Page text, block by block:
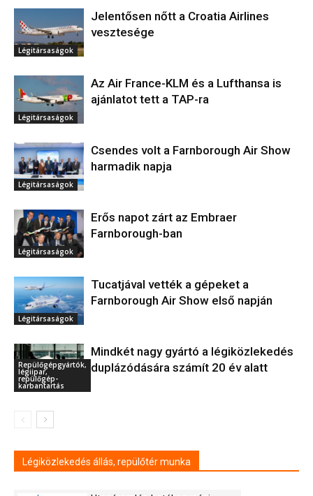
Légitársaságok
Jelentősen nőtt a Croatia Airlines
vesztesége
Légitársaságok
Az Air France-KLM és a Lufthansa is
ajánlatot tett a TAP-ra
Légitársaságok
Csendes volt a Farnborough Air Show
harmadik napja
Légitársaságok
Erős napot zárt az Embraer
Farnborough-ban
Légitársaságok
Tucatjával vették a gépeket a
Farnborough Air Show első napján
Repülőgépgyártók,
légiipar,
repülőgép-
karbantartás
Mindkét nagy gyártó a légiközlekedés
duplázódására számít 20 év alatt
Légiközlekedés állás, repülőtér munka